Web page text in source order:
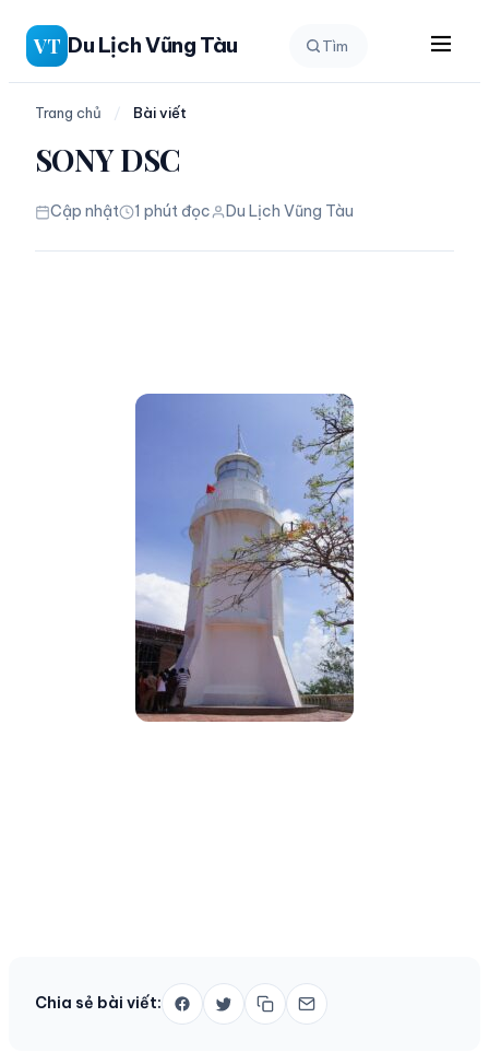
Chuyển
đến
phần
dung
VT Du Lịch Vũng Tàu Tìm
Trang chủ / Bài viết
SONY DSC
Cập nhật 1 phút đọc Du Lịch Vũng Tàu
Chia sẻ bài viết: